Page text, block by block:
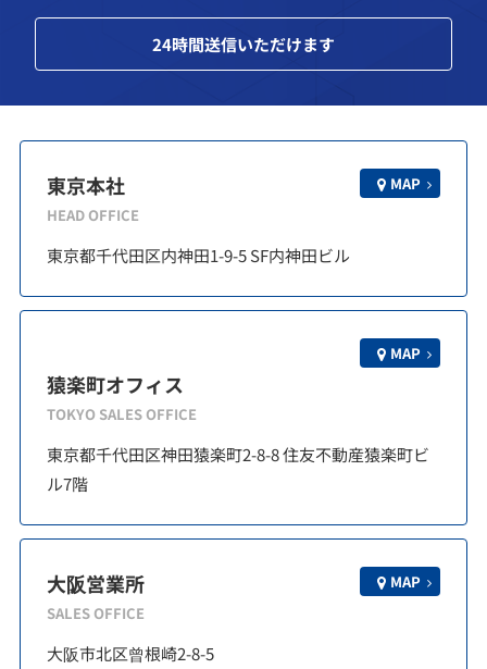
24時間送信いただけます
東京本社
HEAD OFFICE
MAP
東京都千代田区内神田1-9-5 SF内神田ビル
猿楽町オフィス
TOKYO SALES OFFICE
MAP
東京都千代田区神田猿楽町2-8-8 住友不動産猿楽町ビ
ル7階
大阪営業所
SALES OFFICE
MAP
大阪市北区曾根崎2-8-5